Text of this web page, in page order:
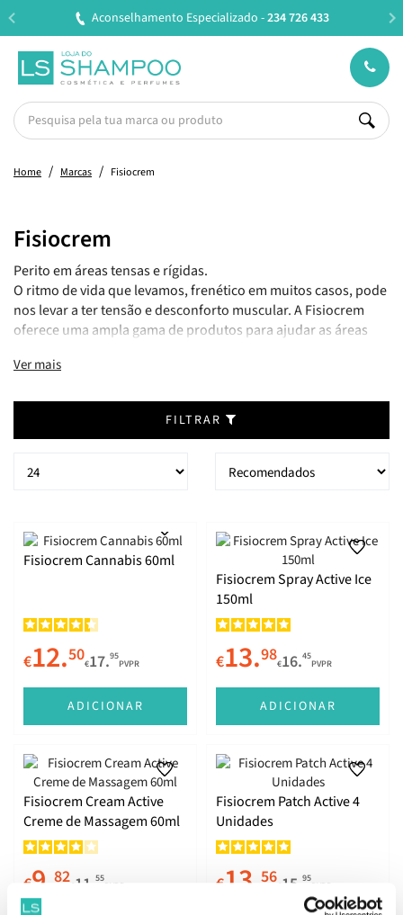
Aconselhamento Especializado -234 726 433
Home Marcas Fisiocrem
Fisiocrem
Perito em áreas tensas e rígidas.
O ritmo de vida que levamos, frenético em muitos casos, pode
nos levar a ter tensão e desconforto muscular. A Fisiocrem
oferece uma ampla gama de produtos para ajudar as áreas
minutos.
Ver mais
FILTRAR
Fisiocrem Cannabis 60ml
€12.50€17.95
PVPR
ADICIONAR
Fisiocrem Spray Active Ice
150ml
€13.98€16.45
PVPR
ADICIONAR
Fisiocrem Cream Active
Creme de Massagem 60ml
€9. 82 11. 55
Fisiocrem Patch Active 4
Unidades
€13. 56 15. 95